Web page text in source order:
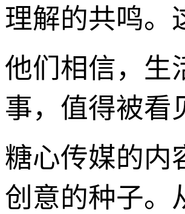
理解的共鸣。
他们相信，生
事，值得被看
糖心传媒的内
创意的种子。